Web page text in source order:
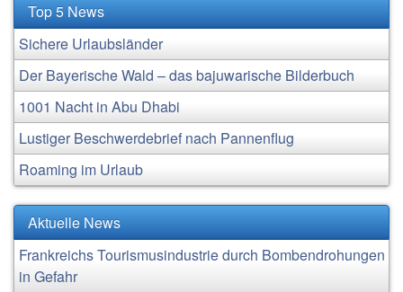
Top 5 News
Sichere Urlaubsländer
Der Bayerische Wald – das bajuwarische Bilderbuch
1001 Nacht in Abu Dhabi
Lustiger Beschwerdebrief nach Pannenflug
Roaming im Urlaub
Aktuelle News
Frankreichs Tourismusindustrie durch Bombendrohungen
in Gefahr